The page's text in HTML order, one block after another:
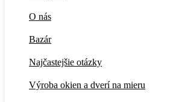
O nás
Bazár
Najčastejšie otázky
Výroba okien a dverí na mieru